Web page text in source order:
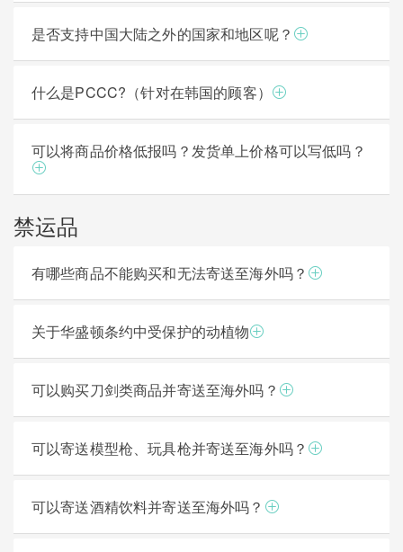
是否支持中国大陆之外的国家和地区呢？
什么是PCCC?（针对在韩国的顾客）
可以将商品价格低报吗？发货单上价格可以写低吗？
禁运品
有哪些商品不能购买和无法寄送至海外吗？
关于华盛顿条约中受保护的动植物
可以购买刀剑类商品并寄送至海外吗？
可以寄送模型枪、玩具枪并寄送至海外吗？
可以寄送酒精饮料并寄送至海外吗？